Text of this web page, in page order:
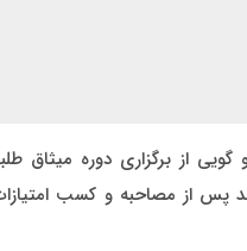
از برگزاری دوره میثاق
پس از مصاحبه و کسب امتیازات